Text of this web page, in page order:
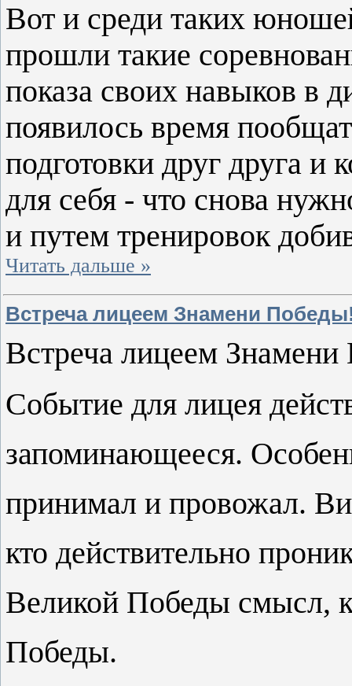
Вот и среди таких
прошли такие
показа своих навыков в
появилось время
подготовки друг друга и
для себя - что снова
и путем тренировок
Читать дальше »
Встреча лицеем Знамени
Встреча лицеем
Событие для лицея
запоминающееся.
принимал и провожал.
кто действительно
Великой Победы смысл,
Победы.